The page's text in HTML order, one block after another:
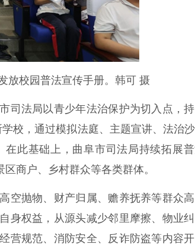
放校园普法宣传手册。韩可 摄
法局以青少年法治保护为切入点，
校，通过模拟法庭、主题宣讲、法治沙
此基础上，曲阜市司法局持续拓展
商户、乡村群众等各类群体。
抛物、财产归属、赡养抚养等群众
身权益，从源头减少邻里摩擦、物业
营规范、消防安全、反诈防盗等内容